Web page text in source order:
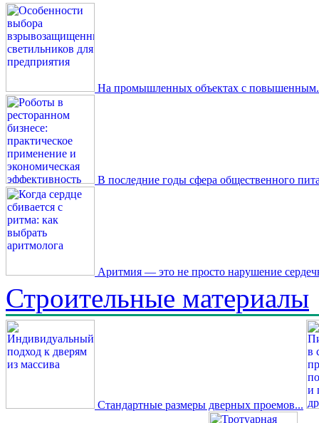
На промышленных объектах с
В последние годы сфера общественного
Аритмия — это не просто нарушение
Строительные материалы
Стандартные размеры дверных проемов...